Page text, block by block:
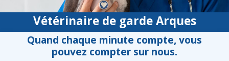
Vétérinaire de garde Arques
Quand chaque minute compte, vous
pouvez compter sur nous.